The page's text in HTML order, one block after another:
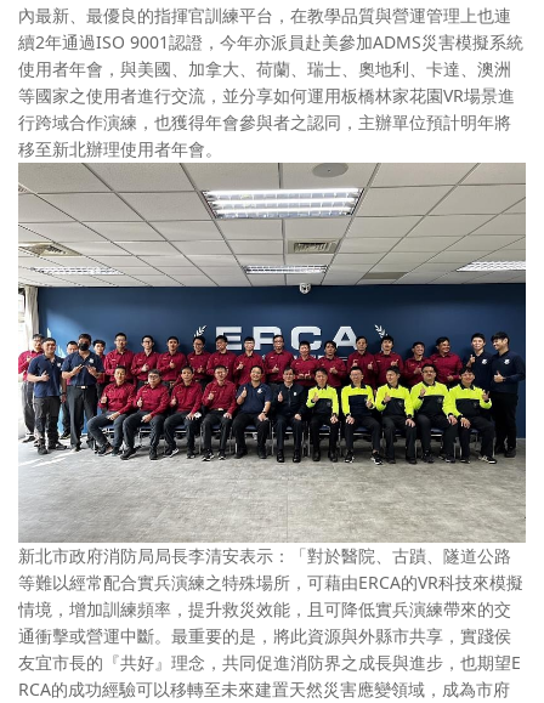
內最新、最優良的指揮官訓練平台，在教學品質與營運管理上也連
續2年通過ISO 9001認證，今年亦派員赴美參加ADMS災害模擬系統
使用者年會，與美國、加拿大、荷蘭、瑞士、奧地利、卡達、澳洲
等國家之使用者進行交流，並分享如何運用板橋林家花園VR場景進
行跨域合作演練，也獲得年會參與者之認同，主辦單位預計明年將
移至新北辦理使用者年會。
新北市政府消防局局長李清安表示：「對於醫院、古蹟、隧道公路
等難以經常配合實兵演練之特殊場所，可藉由ERCA的VR科技來模擬
情境，增加訓練頻率，提升救災效能，且可降低實兵演練帶來的交
通衝擊或營運中斷。最重要的是，將此資源與外縣市共享，實踐侯
友宜市長的『共好』理念，共同促進消防界之成長與進步，也期望E
RCA的成功經驗可以移轉至未來建置天然災害應變領域，成為市府